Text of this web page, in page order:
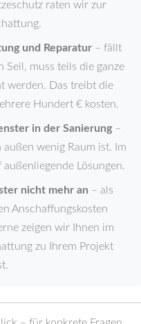
raten wir zur
und Reparatur – fällt
Seil, muss teils die ganze
werden. Das treibt die
Hundert € kosten.
in der Sanierung–
außen wenig Raum ist. Im
Lösungen.
nicht mehr an – als
Anschaffungskosten
zeigen wir Ihnen im
zu Ihrem Projekt